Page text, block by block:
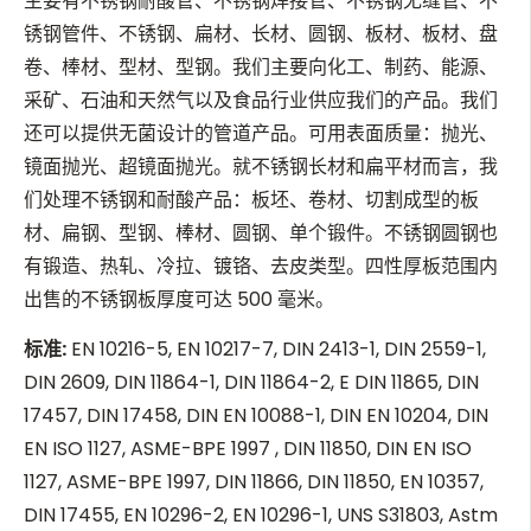
锈钢管件、不锈钢、扁材、长材、圆钢、板材、板材、盘
卷、棒材、型材、型钢。我们主要向化工、制药、能源、
采矿、石油和天然气以及食品行业供应我们的产品。我们
还可以提供无菌设计的管道产品。可用表面质量：抛光、
镜面抛光、超镜面抛光。就不锈钢长材和扁平材而言，我
们处理不锈钢和耐酸产品：板坯、卷材、切割成型的板
材、扁钢、型钢、棒材、圆钢、单个锻件。不锈钢圆钢也
有锻造、热轧、冷拉、镀铬、去皮类型。四性厚板范围内
出售的不锈钢板厚度可达 500 毫米。
标准: EN 10216-5, EN 10217-7, DIN 2413-1, DIN 2559-1,
DIN 2609, DIN 11864-1, DIN 11864-2, E DIN 11865, DIN
17457, DIN 17458, DIN EN 10088-1, DIN EN 10204, DIN
EN ISO 1127, ASME-BPE 1997 , DIN 11850, DIN EN ISO
1127, ASME-BPE 1997, DIN 11866, DIN 11850, EN 10357,
DIN 17455, EN 10296-2, EN 10296-1, UNS S31803, Astm